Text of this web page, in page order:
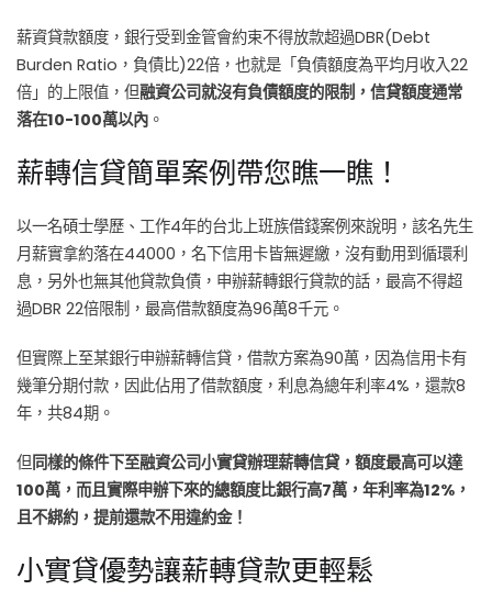
薪資貸款額度，銀行受到金管會約束不得放款超過DBR(Debt
Burden Ratio，負債比)22倍，也就是「負債額度為平均月收入22
倍」的上限值，但融資公司就沒有負債額度的限制，信貸額度通常
落在10-100萬以內 。
薪轉信貸簡單案例帶您瞧一瞧！
以一名碩士學歷、工作4年的台北上班族借錢案例來說明，該名先生
月薪實拿約落在44000，名下信用卡皆無遲繳，沒有動用到循環利
息，另外也無其他貸款負債，申辦薪轉銀行貸款的話，最高不得超
過DBR 22倍限制，最高借款額度為96萬8千元。
但實際上至某銀行申辦薪轉信貸，借款方案為90萬，因為信用卡有
幾筆分期付款，因此佔用了借款額度，利息為總年利率4%，還款8
年，共84期。
但同樣的條件下至融資公司小實貸辦理薪轉信貸，額度最高可以達
100萬，而且實際申辦下來的總額度比銀行高7萬，年利率為12%，
且不綁約，提前還款不用違約金！
小實貸優勢讓薪轉貸款更輕鬆